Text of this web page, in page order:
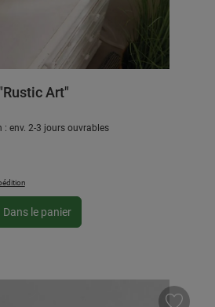
Art"
: env. 2-3 jours ouvrables
: Entrez la quantité
Dans le panier